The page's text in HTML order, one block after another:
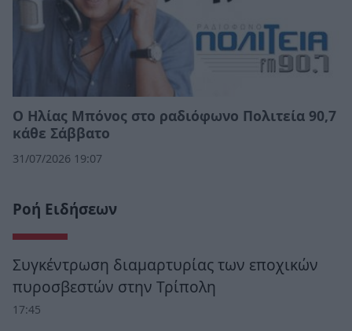
Ο Ηλίας Μπόνος στο ραδιόφωνο Πολιτεία 90,7
κάθε Σάββατο
31/07/2026 19:07
Ροή Ειδήσεων
Συγκέντρωση διαμαρτυρίας των εποχικών
πυροσβεστών στην Τρίπολη
17:45